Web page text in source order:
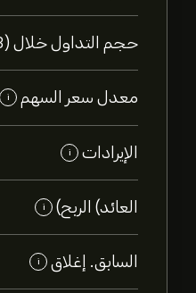
حجم التداول خلال (3 أشهر)
معدل سعر السهم i
الإيرادات i
العائد) الربح) i
السابق. إغلاق i